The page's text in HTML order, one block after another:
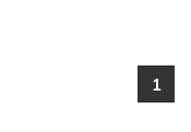
1